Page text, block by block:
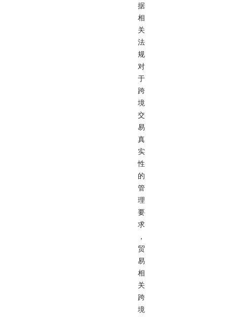
据
相
关
法
规
对
于
跨
境
交
易
真
实
性
的
管
理
要
求
，
贸
易
相
关
跨
境